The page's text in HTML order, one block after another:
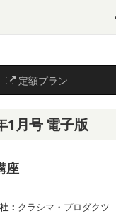
定額プラン
月号 電子版
座
： クラシマ・プロダクツ